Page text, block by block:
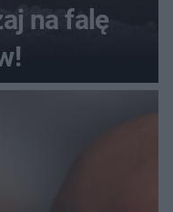
na falę